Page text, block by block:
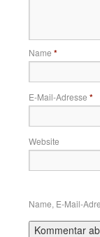
Name *
E-Mail-Adresse *
Website
Name, E-Mail-